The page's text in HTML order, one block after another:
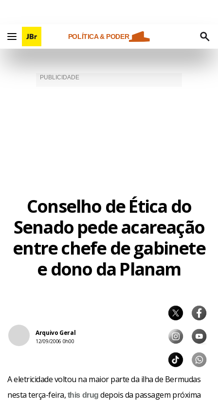
POLÍTICA & PODER
Conselho de Ética do
Senado pede acareação
entre chefe de gabinete
e dono da Planam
Arquivo Geral
12/09/2006 0h00
A eletricidade voltou na maior parte da ilha de Bermudas
nesta terça-feira, this drug depois da passagem próxima